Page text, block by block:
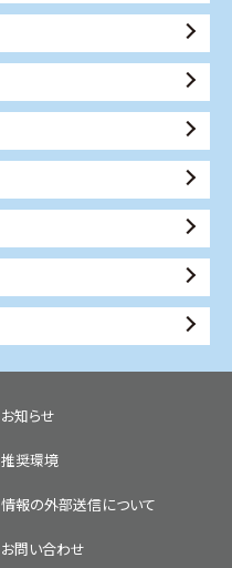
お知らせ
推奨環境
情報の外部送信について
お問い合わせ